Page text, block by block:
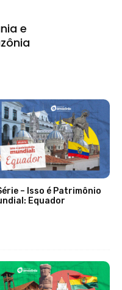
e
– Isso é Patrimônio
Equador